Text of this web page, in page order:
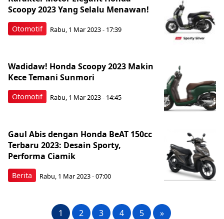
Otomotif
Scoopy 2023 Yang Selalu Menawan!
Rabu, 1 Mar 2023 - 17:39
Otomotif
Wadidaw! Honda Scoopy 2023 Makin
Kece Temani Sunmori
Rabu, 1 Mar 2023 - 14:45
Berita
Gaul Abis dengan Honda BeAT 150cc
Terbaru 2023: Desain Sporty,
Performa Ciamik
Rabu, 1 Mar 2023 - 07:00
1 2 3 4 5 »